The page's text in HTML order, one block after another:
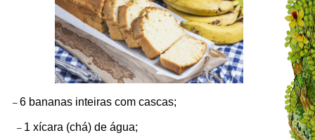
– 6 bananas inteiras com cascas;
– 1 xícara (chá) de água;